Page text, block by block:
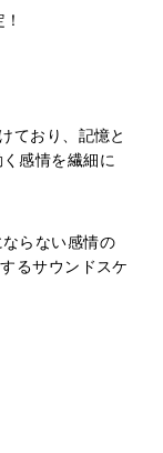
ており、記憶と
感情を繊細に
らない感情の
るサウンドスケ